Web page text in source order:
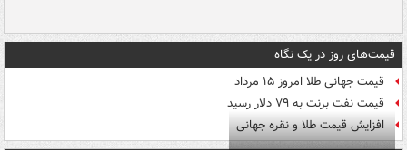
قیمت‌های روز در یک نگاه
قیمت جهانی طلا امروز ۱۵ مرداد
قیمت نفت برنت به ۷۹ دلار رسید
افزایش قیمت طلا و نقره جهانی